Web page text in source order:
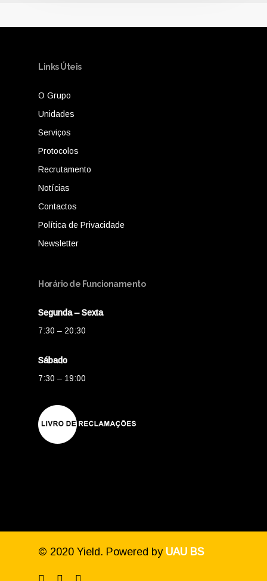
Links Úteis
O Grupo
Unidades
Serviços
Protocolos
Recrutamento
Notícias
Contactos
Política de Privacidade
Newsletter
Horário de Funcionamento
Segunda – Sexta
7:30 – 20:30
Sábado
7:30 – 19:00
© 2020 Yield. Powered by UAU BS